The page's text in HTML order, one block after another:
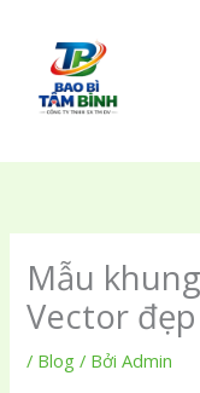
dung
Mẫu
Vector
/ Blog / BởiAdmin